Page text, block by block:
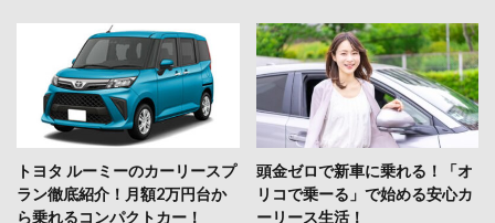
トヨタ ルーミーのカーリースプ
ラン徹底紹介！月額2万円台か
ら乗れるコンパクトカー！
頭金ゼロで新車に乗れる！「オ
リコで乗ーる」で始める安心カ
ーリース生活！